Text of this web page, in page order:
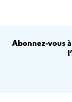
Abonnez-vous